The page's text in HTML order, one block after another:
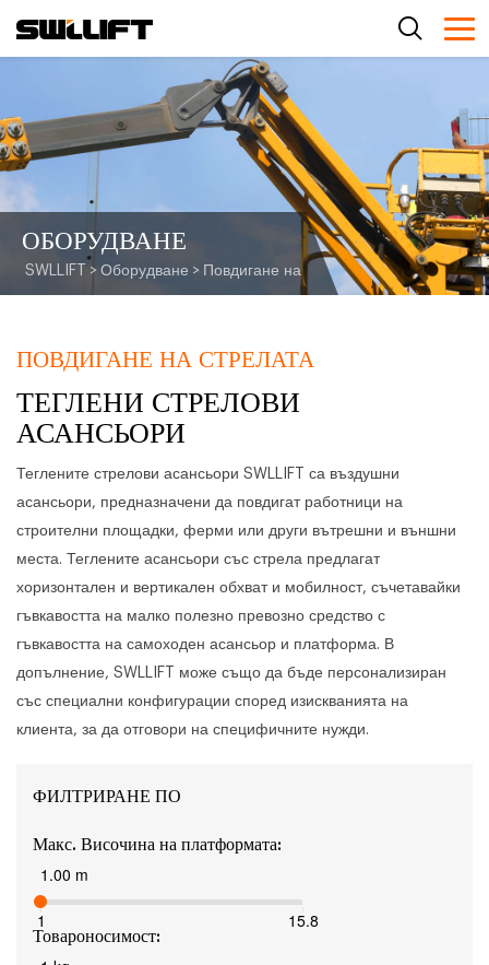
ОБОРУДВАНЕ
SWLLIFT > Оборудване > Повдигане на стрелата > Теглени
ПОВДИГАНЕ НА СТРЕЛАТА
ТЕГЛЕНИ СТРЕЛОВИ
АСАНСЬОРИ
Теглените стрелови асансьори SWLLIFT са въздушни
асансьори, предназначени да повдигат работници на
строителни площадки, ферми или други вътрешни и външни
места. Теглените асансьори със стрела предлагат
хоризонтален и вертикален обхват и мобилност, съчетавайки
гъвкавостта на малко полезно превозно средство с
гъвкавостта на самоходен асансьор и платформа. В
допълнение, SWLLIFT може също да бъде персонализиран
със специални конфигурации според изискванията на
клиента, за да отговори на специфичните нужди.
ФИЛТРИРАНЕ ПО
Макс. Височина на платформата:
1.00 m
1 15.8
Товароносимост: